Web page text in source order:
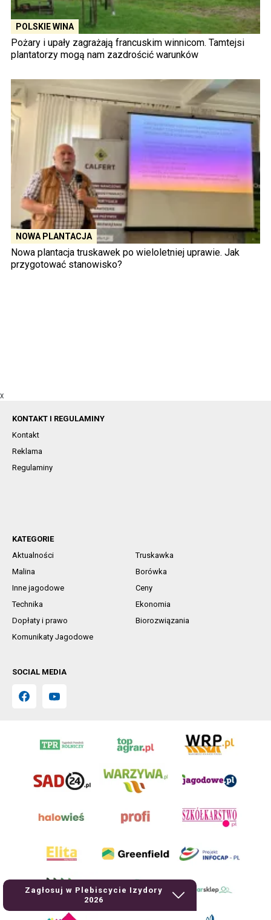
POLSKIE WINA
Pożary i upały zagrażają francuskim winnicom. Tamtejsi
plantatorzy mogą nam zazdrościć warunków
NOWA PLANTACJA
Nowa plantacja truskawek po wieloletniej uprawie. Jak
przygotować stanowisko?
X
Zagłosuj w Plebiscycie Izydory
2026
KONTAKT I REGULAMINY
Kontakt
Reklama
Regulaminy
KATEGORIE
Aktualności
Truskawka
Malina
Borówka
Inne jagodowe
Ceny
Technika
Ekonomia
Dopłaty i prawo
Biorozwiązania
Komunikaty Jagodowe
SOCIAL MEDIA